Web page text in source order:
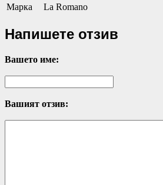
Марка
La Romano
Напишете отзив
Вашето име:
Вашият отзив: